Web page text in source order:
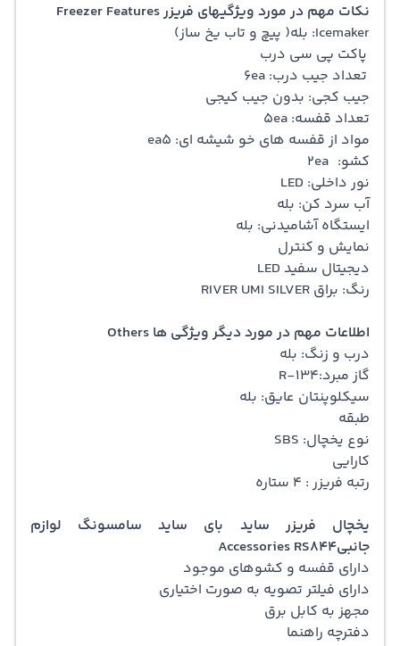
نکات مهم در مورد ویژگیهای فریزر Freezer Features
Icemaker: بله( پیچ و تاب یخ ساز)
پاکت پی سی درب
تعداد جیب درب: 6ea
جیب کجی: بدون جیب کیجی
تعداد قفسه: 5ea
مواد از قفسه های خو شیشه ای: ea5
کشو: 2ea
نور داخلی: LED
آب سرد کن: بله
ایستگاه آشامیدنی: بله
نمایش و کنترل
دیجیتال سفید LED
رنگ: براق RIVER UMI SILVER
اطلاعات مهم در مورد دیگر ویژگی ها Others
درب و زنگ: بله
گاز مبرد:R-134
سیکلوپنتان عایق: بله
طبقه
نوع یخچال: SBS
کارایی
رتبه فریزر : 4 ستاره
یخچال فریزر ساید بای ساید سامسونگ لوازم
جانبیAccessories RS844
دارای قفسه و کشوهای موجود
دارای فیلتر تصویه به صورت اختیاری
مجهز به کابل برق
دفترچه راهنما